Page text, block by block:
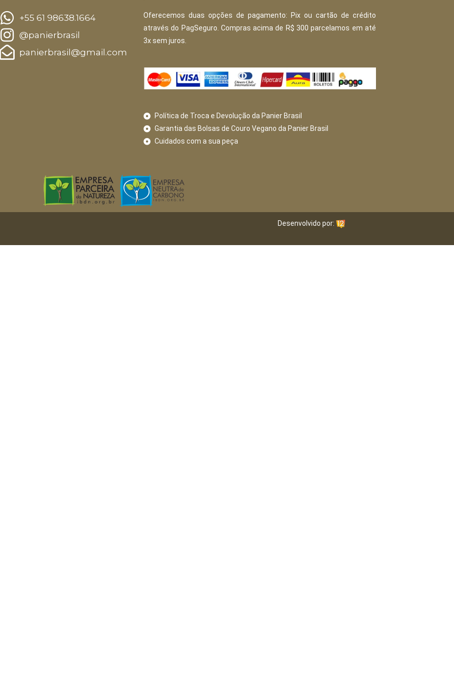
+55 61 98638.1664
@panierbrasil
panierbrasil@gmail.com
Oferecemos duas opções de pagamento: Pix ou cartão de crédito
através do PagSeguro. Compras acima de R$ 300 parcelamos em até
3x sem juros.
Política de Troca e Devolução da Panier Brasil
Garantia das Bolsas de Couro Vegano da Panier Brasil
Cuidados com a sua peça
Desenvolvido por: